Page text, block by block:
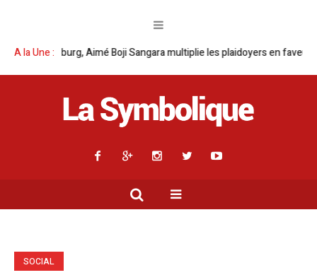
A la Une :
Aimé Boji Sangara multiplie les plaidoyers en faveur de la RDC.
SOCIAL